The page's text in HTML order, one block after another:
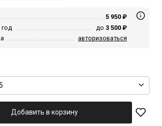
5 950 ₽
до 3 500 ₽
авторизоваться
Добавить в корзину